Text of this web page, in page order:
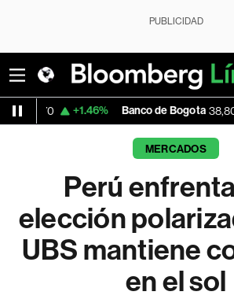
PUBLICIDAD
Banco de Bogota 38,800.00
MERCADOS
Perú
elección
UBS mantiene
en el sol